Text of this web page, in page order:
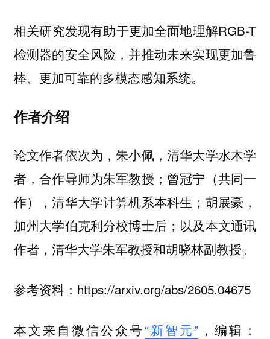
相关研究发现有助于更加全面地理解RGB-T
检测器的安全风险，并推动未来实现更加鲁
棒、更加可靠的多模态感知系统。
作者介绍
论文作者依次为，朱小佩，清华大学水木学
者，合作导师为朱军教授；曾冠宁（共同一
作），清华大学计算机系本科生；胡展豪，
加州大学伯克利分校博士后；以及本文通讯
作者，清华大学朱军教授和胡晓林副教授。
参考资料：https://arxiv.org/abs/2605.04675
本文来自微信公众号“新智元”，编辑：